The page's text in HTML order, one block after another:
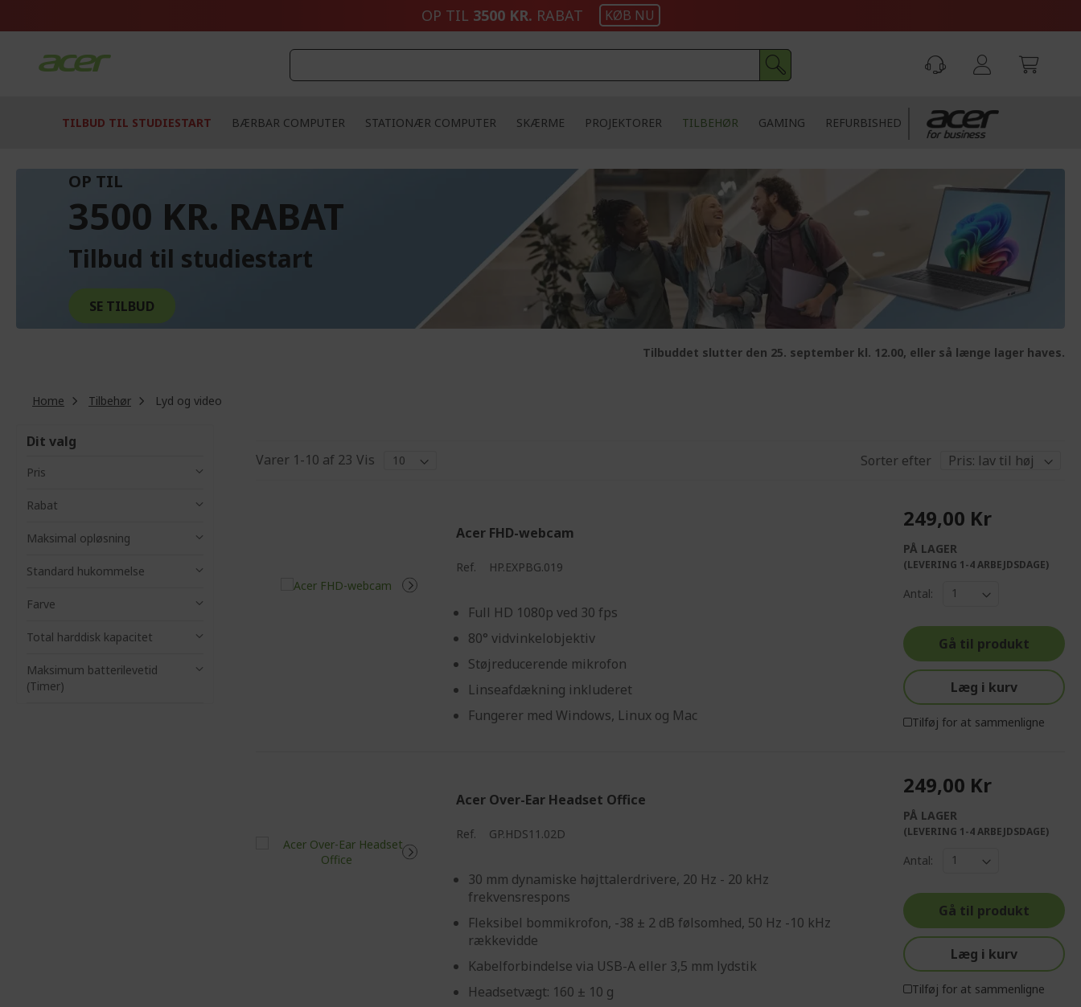
OP TIL 3500 KR. RABAT KØB NU
TILBUD TIL STUDIESTART BÆRBAR COMPUTER STATIONÆR COMPUTER SKÆRME PROJEKTORER TILBEHØR GAMING REFURBISHED
OP TIL
3500 KR. RABAT
Tilbud til studiestart
SE TILBUD
Tilbuddet slutter den 25. september kl. 12.00, eller så længe lager haves.
Home Tilbehør Lyd og video
Varer 1-10 af 23 Vis Sorter efter
Acer FHD-webcam
Ref. HP.EXPBG.019
Full HD 1080p ved 30 fps
80° vidvinkelobjektiv
Støjreducerende mikrofon
Linseafdækning inkluderet
Fungerer med Windows, Linux og Mac
249,00 Kr
PÅ LAGER
(LEVERING 1-4 ARBEJDSDAGE)
Antal:
Gå til produkt
Læg i kurv
Tilføj for at sammenligne
Acer Over-Ear Headset Office
Ref. GP.HDS11.02D
30 mm dynamiske højttalerdrivere, 20 Hz - 20 kHz
frekvensrespons
Fleksibel bommikrofon, -38 ± 2 dB følsomhed, 50 Hz -10 kHz
rækkevidde
Kabelforbindelse via USB-A eller 3,5 mm lydstik
Headsetvægt: 160 ± 10 g
249,00 Kr
PÅ LAGER
(LEVERING 1-4 ARBEJDSDAGE)
Antal:
Gå til produkt
Læg i kurv
Tilføj for at sammenligne
Dit valg
Pris
Rabat
Maksimal opløsning
Standard hukommelse
Farve
Total harddisk kapacitet
Maksimum batterilevetid
(Timer)